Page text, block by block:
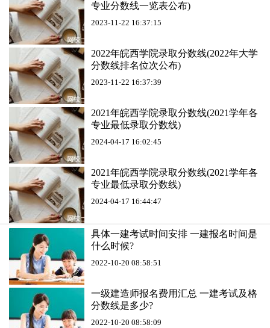
专业分数线一览表公布)
2023-11-22 16:37:15
2022年皖西学院录取分数线(2022年大学
分数线排名位次公布)
2023-11-22 16:37:39
2021年皖西学院录取分数线(2021学年各
专业最低录取分数线)
2024-04-17 16:02:45
2021年皖西学院录取分数线(2021学年各
专业最低录取分数线)
2024-04-17 16:44:47
具体一建考试时间安排 一建报名时间是
什么时候?
2022-10-20 08:58:51
一级建造师报名费用汇总 一建考试及格
分数线是多少?
2022-10-20 08:58:09